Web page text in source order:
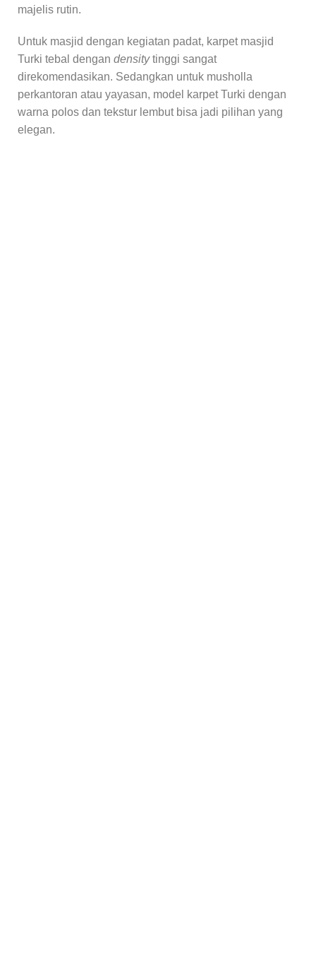
majelis rutin.
Untuk masjid dengan kegiatan padat, karpet masjid
Turki tebal dengan densitytinggi sangat
direkomendasikan. Sedangkan untuk musholla
perkantoran atau yayasan, model karpet Turki dengan
warna polos dan tekstur lembut bisa jadi pilihan yang
elegan.